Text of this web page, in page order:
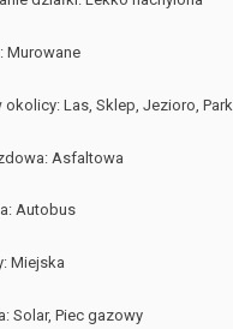
Murowane
Las, Sklep, Jezioro, Park
Asfaltowa
Autobus
Miejska
Solar, Piec gazowy